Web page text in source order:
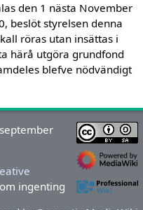
den 1 nästa November
beslöt styrelsen denna
röras utan insättas i
härå utgöra grundfond
blefve nödvändigt
om ingenting